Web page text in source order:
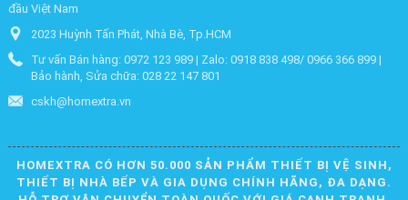
đầu Việt Nam
2023 Huỳnh Tấn Phát, Nhà Bè, Tp.HCM
Tư vấn Bán hàng: 0972 123 989 | Zalo: 0918 838 498/ 0966 366 899 |
Bảo hành, Sửa chữa: 028 22 147 801
cskh@homextra.vn
HOMEXTRA CÓ HƠN 50.000 SẢN PHẨM THIẾT BỊ VỆ SINH,
THIẾT BỊ NHÀ BẾP VÀ GIA DỤNG CHÍNH HÃNG, ĐA DẠNG.